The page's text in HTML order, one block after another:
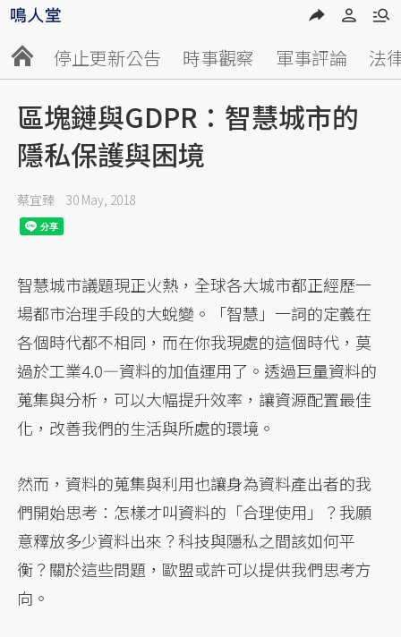
停止更新公告 時事觀察 軍事評論 法
區塊鏈與GDPR：智慧城市的
隱私保護與困境
蔡宜臻 30 May, 2018
智慧城市議題現正火熱，全球各大城市都正經歷一
場都市治理手段的大蛻變。「智慧」一詞的定義在
各個時代都不相同，而在你我現處的這個時代，莫
過於工業4.0—資料的加值運用了。透過巨量資料的
蒐集與分析，可以大幅提升效率，讓資源配置最佳
化，改善我們的生活與所處的環境。
然而，資料的蒐集與利用也讓身為資料產出者的我
們開始思考：怎樣才叫資料的「合理使用」？我願
意釋放多少資料出來？科技與隱私之間該如何平
衡？關於這些問題，歐盟或許可以提供我們思考方
向。